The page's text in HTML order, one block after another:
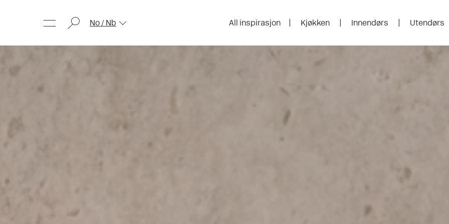
No / Nb All inspirasjon Kjøkken Innendørs Utendørs